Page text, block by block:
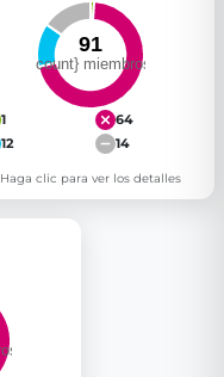
1
64
12
14
Haga clic para ver los detalles